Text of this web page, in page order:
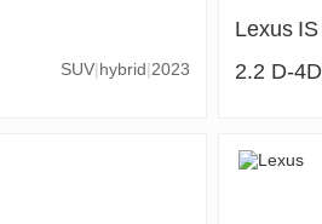
2023
hybrid
SUV
Lexus IS
2.2 D-4D